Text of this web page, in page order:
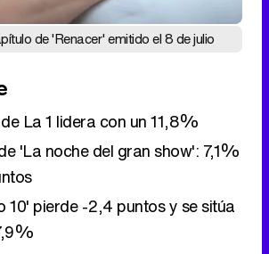
'La noche del gran show': 7,1%
10' pierde -2,4 puntos y se sitúa
'Renacer', que crece +1
(-0,4) para 'Tor'
Eliminar anuncios